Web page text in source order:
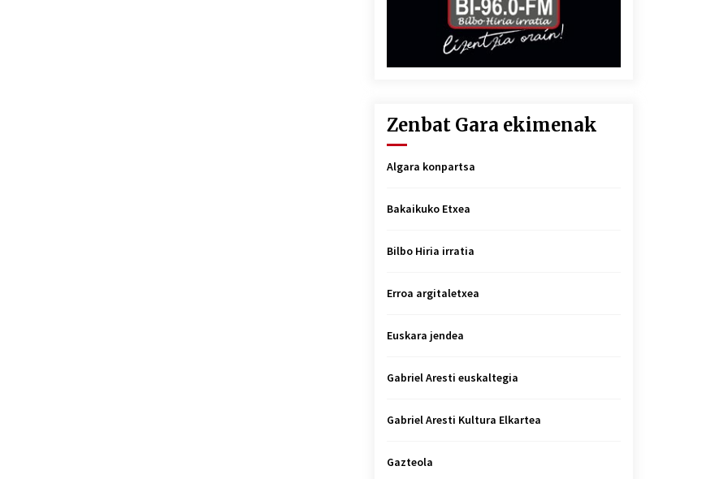
Zenbat Gara ekimenak
Algara konpartsa
Bakaikuko Etxea
Bilbo Hiria irratia
Erroa argitaletxea
Euskara jendea
Gabriel Aresti euskaltegia
Gabriel Aresti Kultura Elkartea
Gazteola